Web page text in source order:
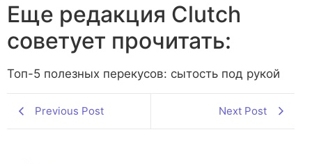
Еще редакция Сlutch
советует прочитать:
Топ-5 полезных перекусов: сытость под рукой
Previous Post Next Post